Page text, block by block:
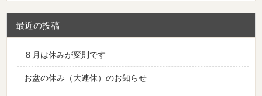
最近の投稿
８月は休みが変則です
お盆の休み（大連休）のお知らせ